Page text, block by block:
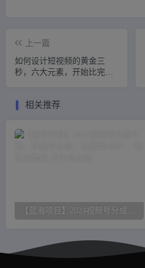
上一篇
如何设计短视频的黄金三
秒，六大元素，开始比完美
相关推荐